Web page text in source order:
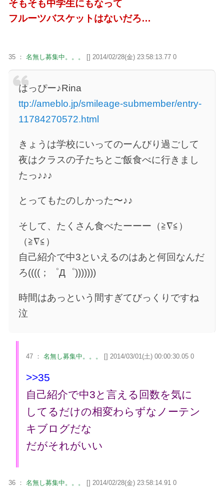
そもそも中学生にもなって
フルーツバスケットはないだろ…
35 ： 名無し募集中。。。 [] 2014/02/28(金) 23:58:13.77 0
はっぴー♪Rina
ttp://ameblo.jp/smileage-submember/entry-
11784270572.html
きょうは学校にいってのーんびり過ごして
夜はクラスの子たちとご飯食べに行きまし
たっ♪♪♪
とってもたのしかった〜♪♪
そして、たくさん食べたーーー（≧∇≦）
（≧∇≦）
自己紹介で中3といえるのはあと何回なんだ
ろ((((；゜Д゜)))))))
時間はあっという間すぎてびっくりですね
泣
47 ： 名無し募集中。。。 [] 2014/03/01(土) 00:00:30.05 0
>>35
自己紹介で中3と言える回数を気に
してるだけの相変わらずなノーテン
キブログだな
だがそれがいい
36 ： 名無し募集中。。。 [] 2014/02/28(金) 23:58:14.91 0